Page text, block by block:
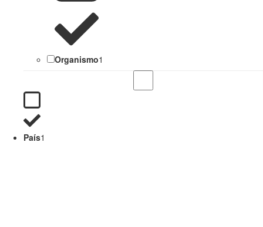
Organismo1
País1